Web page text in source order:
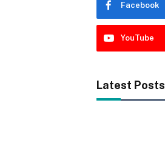
Facebook
YouTube
Latest Posts